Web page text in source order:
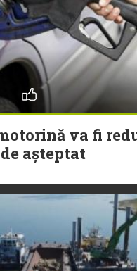
va fi
așteptat